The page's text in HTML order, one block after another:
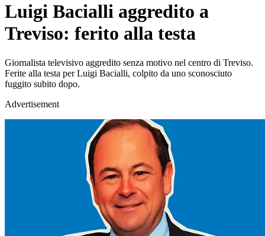
Luigi Bacialli aggredito a
Treviso: ferito alla testa
Giornalista televisivo aggredito senza motivo nel centro di Treviso.
Ferite alla testa per Luigi Bacialli, colpito da uno sconosciuto
fuggito subito dopo.
Advertisement